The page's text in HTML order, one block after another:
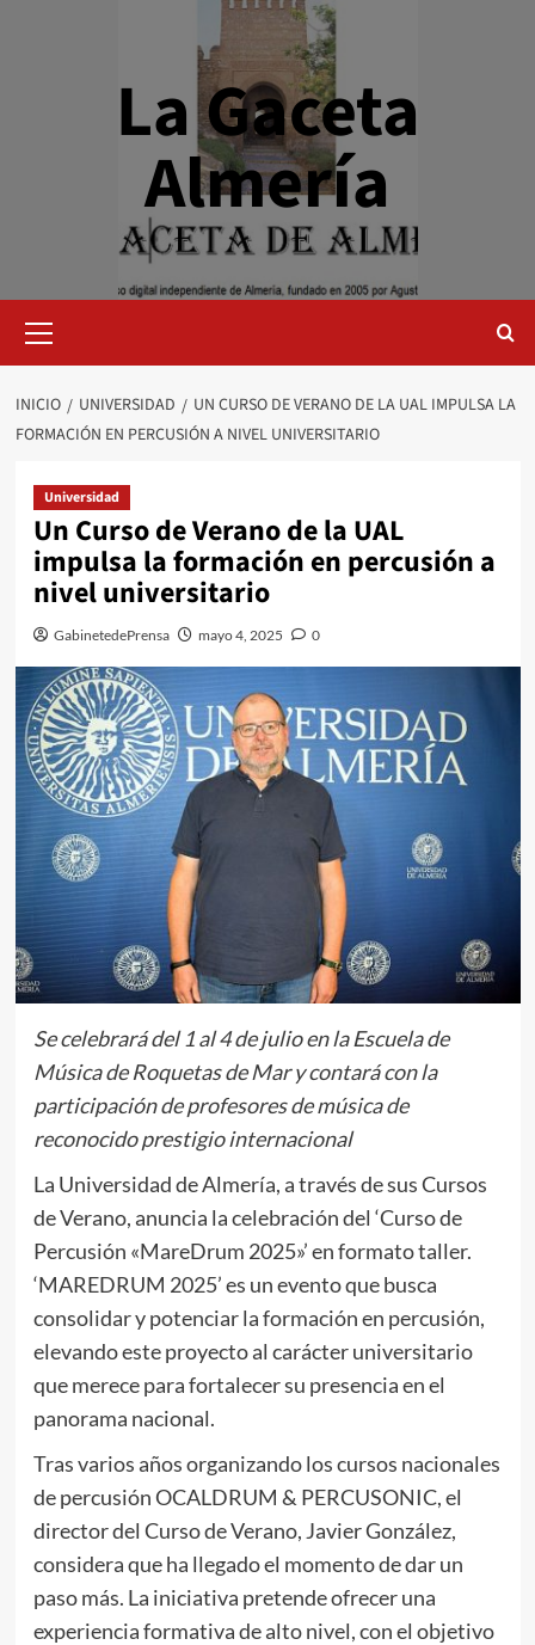
La Gaceta
Almería
primario
INICIO UNIVERSIDAD
UN CURSO DE VERANO DE LA UAL IMPULSA LA
FORMACIÓN EN PERCUSIÓN A NIVEL UNIVERSITARIO
Universidad
Un Curso de Verano de la UAL
impulsa la formación en percusión a
nivel universitario
GabinetedePrensa mayo 4, 2025 0
Se celebrará del 1 al 4 de julio en la Escuela de
Música de Roquetas de Mar y contará con la
participación de profesores de música de
reconocido prestigio internacional
La Universidad de Almería, a través de sus Cursos
de Verano, anuncia la celebración del ‘Curso de
Percusión «MareDrum 2025»’ en formato taller.
‘MAREDRUM 2025’ es un evento que busca
consolidar y potenciar la formación en percusión,
elevando este proyecto al carácter universitario
que merece para fortalecer su presencia en el
panorama nacional.
Tras varios años organizando los cursos nacionales
de percusión OCALDRUM & PERCUSONIC, el
director del Curso de Verano, Javier González,
considera que ha llegado el momento de dar un
paso más. La iniciativa pretende ofrecer una
experiencia formativa de alto nivel, con el objetivo